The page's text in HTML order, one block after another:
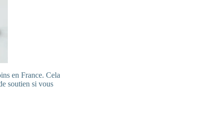
en France. Cela
soutien si vous